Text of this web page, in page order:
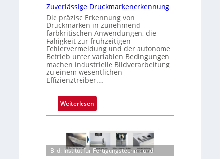
g
u
n
g
a
u
s
Zuverlässige Druckmarkenerkennung
Die präzise Erkennung von
Druckmarken in zunehmend
farbkritischen Anwendungen, die
Fähigkeit zur frühzeitigen
Fehlervermeidung und der autonome
Betrieb unter variablen Bedingungen
machen industrielle Bildverarbeitung
zu einem wesentlichen
Effizienztreiber.…
Weiterlesen
Z
v
e
r
Bild: Institut für Fertigungstechnik und